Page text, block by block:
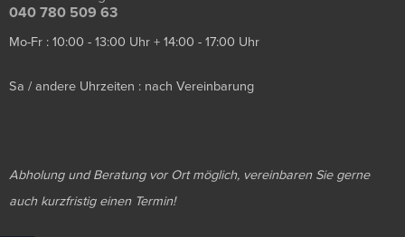
040 780 509 63
Mo-Fr : 10:00 - 13:00 Uhr + 14:00 - 17:00 Uhr
Sa / andere Uhrzeiten : nach Vereinbarung
Abholung und Beratung vor Ort möglich, vereinbaren Sie gerne
auch kurzfristig einen Termin!